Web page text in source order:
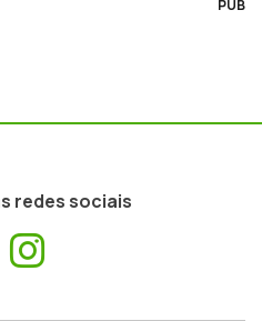
PUB
redes sociais
Facebook